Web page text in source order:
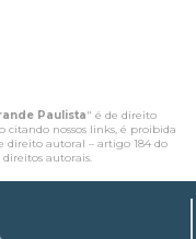
Paulista" é de direito
citando nossos links, é proibida
direito autoral – artigo 184 do
direitos autorais.